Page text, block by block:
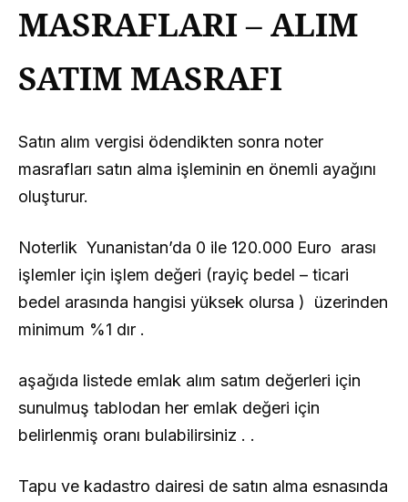
MASRAFLARI – ALIM
SATIM MASRAFI
Satın alım vergisi ödendikten sonra noter
masrafları satın alma işleminin en önemli ayağını
oluşturur.
Noterlik Yunanistan’da 0 ile 120.000 Euro arası
işlemler için işlem değeri (rayiç bedel – ticari
bedel arasında hangisi yüksek olursa ) üzerinden
minimum %1 dır .
aşağıda listede emlak alım satım değerleri için
sunulmuş tablodan her emlak değeri için
belirlenmiş oranı bulabilirsiniz . .
Tapu ve kadastro dairesi de satın alma esnasında